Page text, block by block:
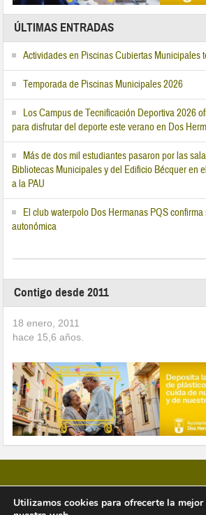
ÚLTIMAS ENTRADAS
Actividades en Piscinas Cubiertas Municipales
Temporada de Piscinas Municipales 2026
Los Campus de Tecnificación Deportiva 2026
para disfrutar del deporte este verano en Dos
Más de dos mil estudiantes pasaron por las
Bibliotecas Municipales y del Edificio Bécquer en
a la PAU
El club waterpolo Dos Hermanas PQS
autonómica
Contigo desde 2011
18 enero, 2011
hace 15,6 años.
Utilizamos cookies para ofrecerte la mejor